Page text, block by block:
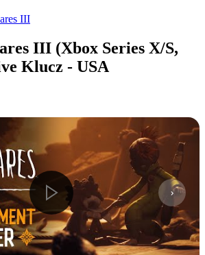
III
III (Xbox Series X/S,
Klucz - USA